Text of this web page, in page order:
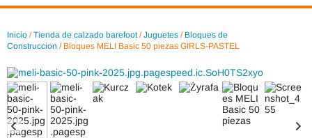
Inicio /Tienda de calzado barefoot/Juguetes / Bloques de
Construccion / Bloques MELI Basic 50 piezas GIRLS-PASTEL